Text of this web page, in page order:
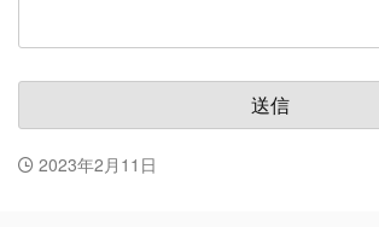
2023年2月11日